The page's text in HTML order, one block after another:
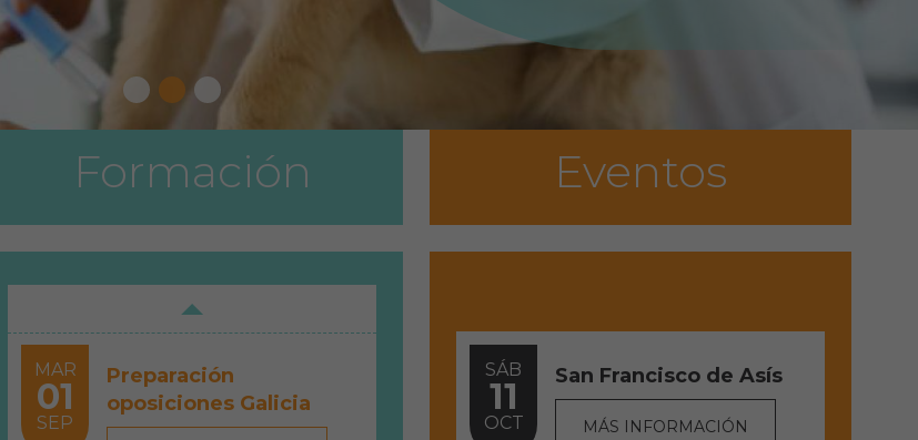
Formación
MAR
01
SEP
Preparación
oposiciones Galicia
Eventos
SÁB
11
OCT
San Francisco de Asís
MÁS INFORMACIÓN